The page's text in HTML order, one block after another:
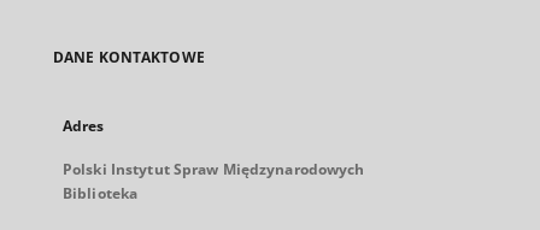
DANE KONTAKTOWE
Adres
Polski Instytut Spraw Międzynarodowych
Biblioteka